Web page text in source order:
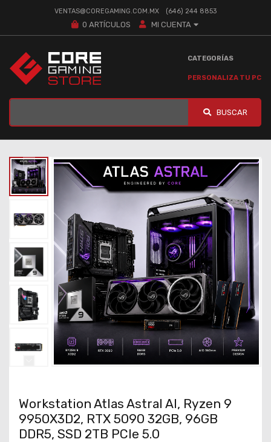
VENTAS@COREGAMING.COM.MX (646) 244 8853
0 ARTÍCULOS MI CUENTA
CATEGORÍAS
PERSONALIZA TU PC
BUSCAR
Workstation Atlas Astral AI, Ryzen 9
9950X3D2, RTX 5090 32GB, 96GB
DDR5, SSD 2TB PCIe 5.0